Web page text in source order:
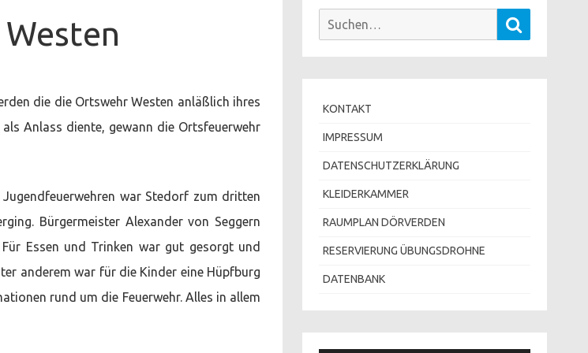
die die Ortswehr Westen anläßlich ihres
Anlass diente, gewann die Ortsfeuerwehr
war Stedorf zum dritten
Bürgermeister Alexander von Seggern
Essen und Trinken war gut gesorgt und
anderem war für die Kinder eine Hüpfburg
rund um die Feuerwehr. Alles in allem
Suchen
KONTAKT
IMPRESSUM
DATENSCHUTZERKLÄRUNG
KLEIDERKAMMER
RAUMPLAN DÖRVERDEN
RESERVIERUNG ÜBUNGSDROHNE
DATENBANK